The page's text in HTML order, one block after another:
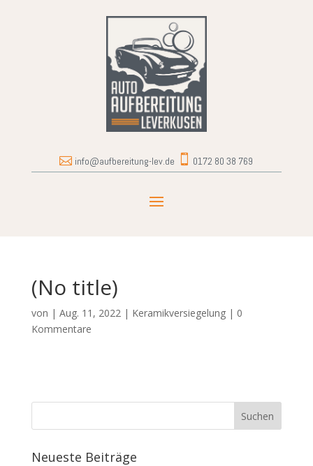
 info@aufbereitung-lev.de  0172 80 38 769
(No title)
von | Aug. 11, 2022| Keramikversiegelung| 0
Kommentare
Neueste Beiträge